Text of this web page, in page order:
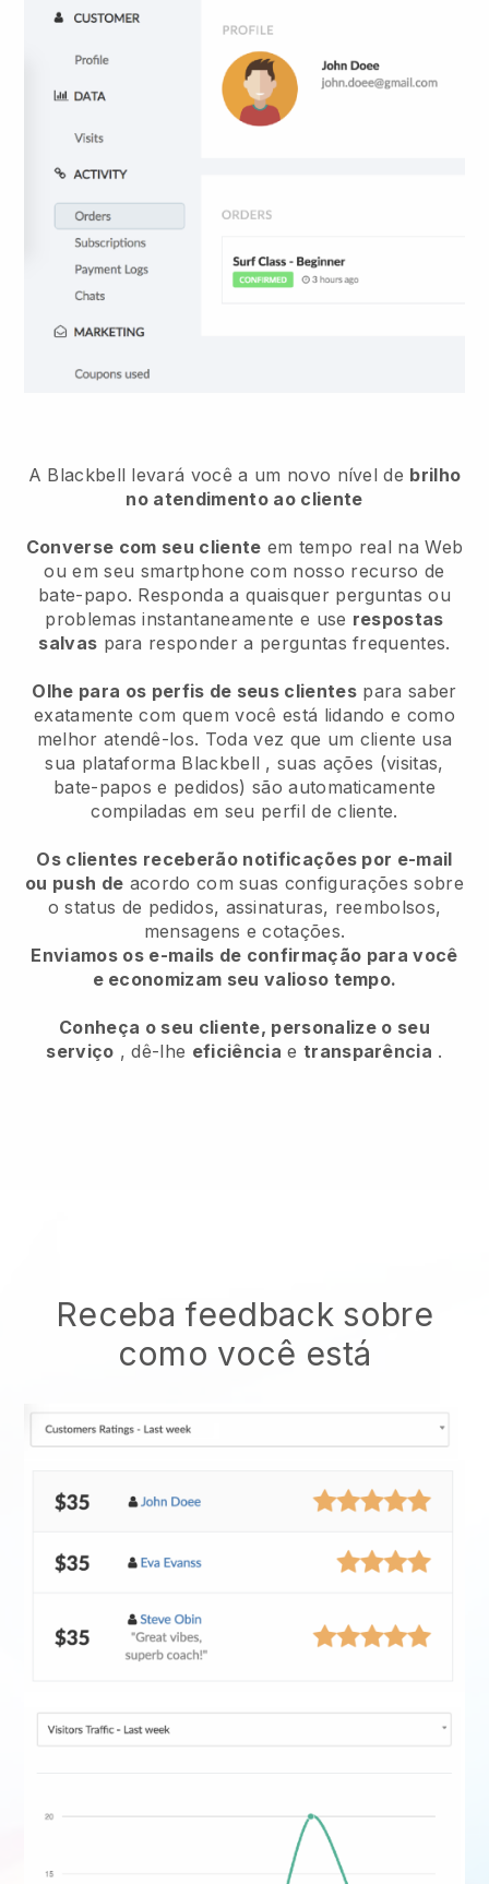
A Blackbell levará você a um novo nível de brilho
no atendimento ao cliente
Converse com seu cliente em tempo real na Web
ou em seu smartphone com nosso recurso de
bate-papo. Responda a quaisquer perguntas ou
problemas instantaneamente e use respostas
salvas para responder a perguntas frequentes.
Olhe para os perfis de seus clientes para saber
exatamente com quem você está lidando e como
melhor atendê-los. Toda vez que um cliente usa
sua plataforma Blackbell , suas ações (visitas,
bate-papos e pedidos) são automaticamente
compiladas em seu perfil de cliente.
Os clientes receberão notificações por e-mail
ou push de acordo com suas configurações sobre
o status de pedidos, assinaturas, reembolsos,
mensagens e cotações.
Enviamos os e-mails de confirmação para você
e economizam seu valioso tempo.
Conheça o seu cliente, personalize o seu
serviço , dê-lhe eficiência e transparência .
Receba feedback sobre
como você está